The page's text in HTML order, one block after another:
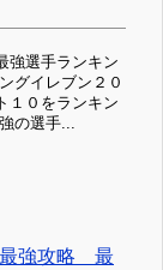
強選手ランキン
グイレブン２０
１０をランキン
の選手...
最強攻略 最